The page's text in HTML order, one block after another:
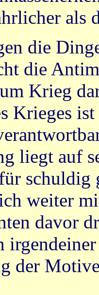
als
die
die
Krieg
Krieges
liegt auf
schuldig
weiter
davor
der